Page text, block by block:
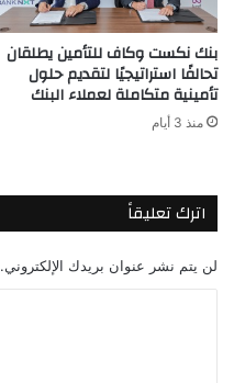
بنك نكست وكاف للتأمين يطلقان
تحالفًا استراتيجيًا لتقديم حلول
تأمينية متكاملة لعملاء البنك
منذ 3 أيام
اترك تعليقاً
لن يتم نشر عنوان بريدك الإلكتروني.